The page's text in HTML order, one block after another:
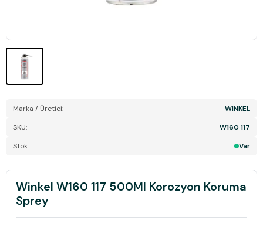
Marka / Üretici:
WINKEL
SKU:
W160 117
Stok:
Var
Winkel W160 117 500Ml Korozyon Koruma
Sprey